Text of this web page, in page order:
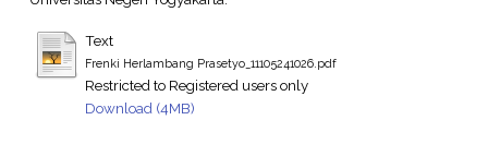
Text
Frenki Herlambang Prasetyo_11105241026.pdf
Restricted to Registered users only
Download (4MB)